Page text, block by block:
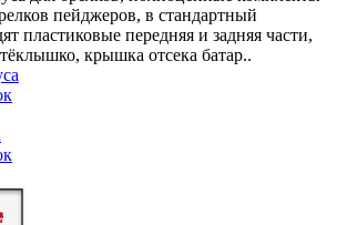
пейджеров, в стандартный
пластиковые передняя и задняя части,
крышка отсека батар..